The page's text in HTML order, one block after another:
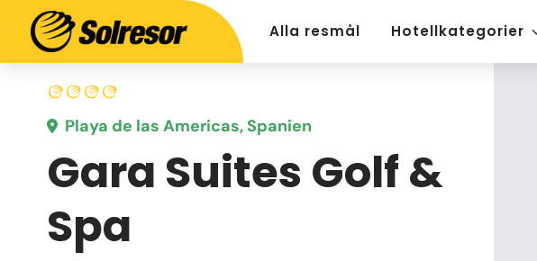
Alla resmål Hotellkategorier
Playa de las Americas, Spanien
Gara Suites Golf &
Spa